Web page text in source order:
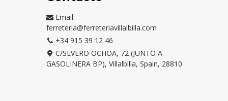
Email:
ferreteria@ferreteriavillalbilla.com
+34 915 39 12 46
C/SEVERO OCHOA, 72 (JUNTO A
GASOLINERA BP), Villalbilla, Spain, 28810